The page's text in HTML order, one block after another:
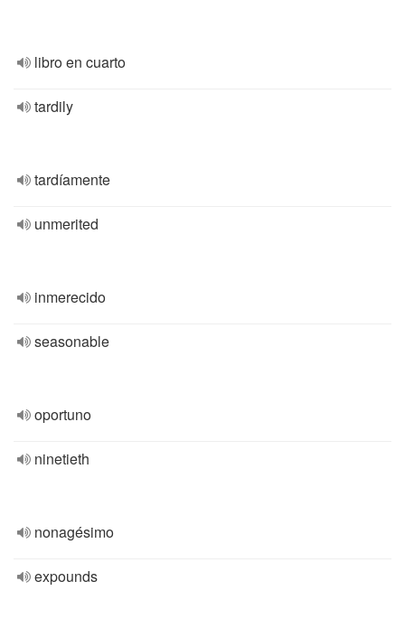
libro en cuarto
tardily
tardíamente
unmerited
inmerecido
seasonable
oportuno
ninetieth
nonagésimo
expounds